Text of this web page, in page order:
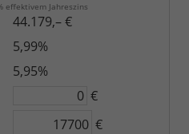
effektivem Jahreszins
44.179,– €
5,99%
5,95%
€
€